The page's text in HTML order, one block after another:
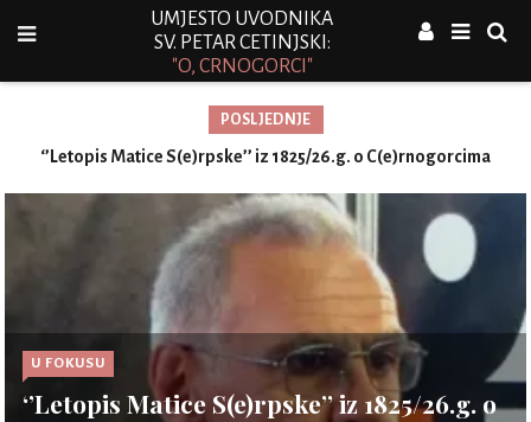
UMJESTO UVODNIKA
SV. PETAR CETINJSKI:
"O, CRNOGORCI"
POSLJEDNJE
‘’Letopis Matice S(e)rpske’’ iz 1825/26.g. o C(e)rnogorcima
U FOKUSU
‘’Letopis Matice S(e)rpske’’ iz 1825/26.g. o